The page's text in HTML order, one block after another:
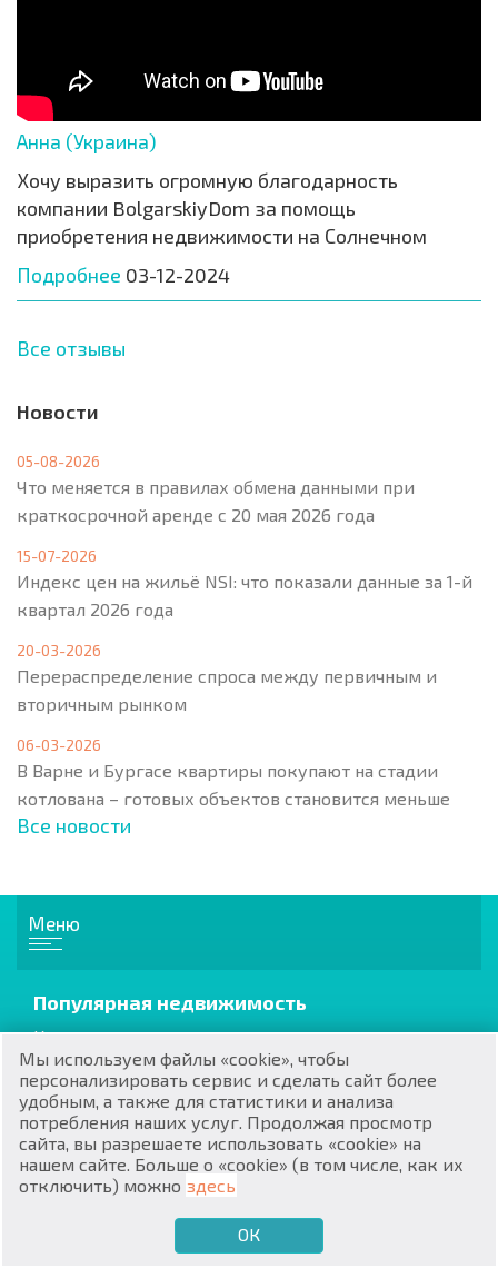
$
₽
₴
zł BG
Анна (Украина)
Хочу выразить огромную благодарность
компании BolgarskiyDom за помощь
приобретения недвижимости на Солнечном
Подробнее 03-12-2024
Все отзывы
Новости
05-08-2026
Что меняется в правилах обмена данными при
краткосрочной аренде с 20 мая 2026 года
15-07-2026
Индекс цен на жильё NSI: что показали данные за 1-й
квартал 2026 года
20-03-2026
Перераспределение спроса между первичным и
вторичным рынком
06-03-2026
В Варне и Бургасе квартиры покупают на стадии
котлована – готовых объектов становится меньше
Все новости
Меню
Популярная недвижимость
Квартиры
Апартаменты
Дома / Виллы
Коттеджи / Таунхаусы
Вторичная
Мы используем файлы «cookie», чтобы
персонализировать сервис и сделать сайт более
удобным, а также для статистики и анализа
потребления наших услуг. Продолжая просмотр
сайта, вы разрешаете использовать «cookie» на
нашем сайте. Больше о «cookie» (в том числе, как их
отключить) можно здесь
ОК